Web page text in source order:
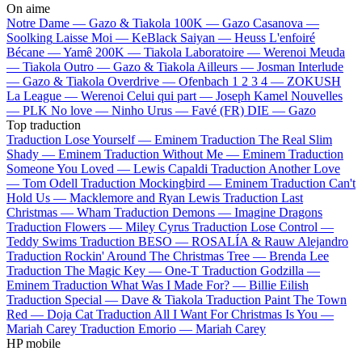
On aime
Notre Dame — Gazo & Tiakola 100K — Gazo Casanova —
Soolking Laisse Moi — KeBlack Saiyan — Heuss L'enfoiré
Bécane —Yamê 200K — Tiakola Laboratoire — Werenoi Meuda
— Tiakola Outro — Gazo & Tiakola Ailleurs — Josman Interlude
— Gazo & Tiakola Overdrive — Ofenbach 1 2 3 4 — ZOKUSH
La League — Werenoi Celui qui part — Joseph Kamel Nouvelles
— PLK No love — Ninho Urus — Favé (FR) DIE — Gazo
Top traduction
Traduction Lose Yourself — Eminem Traduction The Real Slim
Shady — Eminem Traduction Without Me — Eminem Traduction
Someone You Loved — Lewis Capaldi Traduction Another Love
— Tom Odell Traduction Mockingbird — Eminem Traduction Can't
Hold Us — Macklemore and Ryan Lewis Traduction Last
Christmas — Wham Traduction Demons — Imagine Dragons
Traduction Flowers — Miley Cyrus Traduction Lose Control —
Teddy Swims Traduction BESO — ROSALÍA & Rauw Alejandro
Traduction Rockin' Around The Christmas Tree — Brenda Lee
Traduction The Magic Key — One-T Traduction Godzilla —
Eminem Traduction What Was I Made For? — Billie Eilish
Traduction Special — Dave & Tiakola Traduction Paint The Town
Red — Doja Cat Traduction All I Want For Christmas Is You —
Mariah Carey Traduction Emorio — Mariah Carey
HP mobile